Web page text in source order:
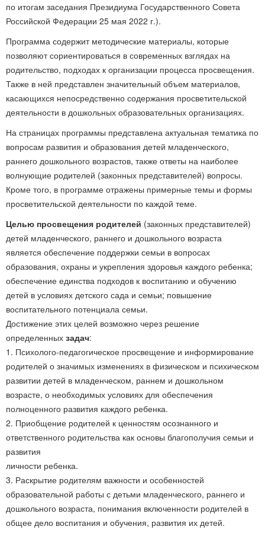
по итогам заседания Президиума Государственного Совета
Российской Федерации 25 мая 2022 г.).
Программа содержит методические материалы, которые
позволяют сориентироваться в современных взглядах на
родительство, подходах к организации процесса просвещения.
Также в ней представлен значительный объем материалов,
касающихся непосредственно содержания просветительской
деятельности в дошкольных образовательных организациях.
На страницах программы представлена актуальная тематика по
вопросам развития и образования детей младенческого,
раннего дошкольного возрастов, также ответы на наиболее
волнующие родителей (законных представителей) вопросы.
Кроме того, в программе отражены примерные темы и формы
просветительской деятельности по каждой теме.
Целью просвещения родителей (законных представителей)
детей младенческого, раннего и дошкольного возраста
является обеспечение поддержки семьи в вопросах
образования, охраны и укрепления здоровья каждого ребенка;
обеспечение единства подходов к воспитанию и обучению
детей в условиях детского сада и семьи; повышение
воспитательного потенциала семьи.
Достижение этих целей возможно через решение
определенных задач:
1. Психолого-педагогическое просвещение и информирование
родителей о значимых изменениях в физическом и психическом
развитии детей в младенческом, раннем и дошкольном
возрасте, о необходимых условиях для обеспечения
полноценного развития каждого ребенка.
2. Приобщение родителей к ценностям осознанного и
ответственного родительства как основы благополучия семьи и
развития
личности ребенка.
3. Раскрытие родителям важности и особенностей
образовательной работы с детьми младенческого, раннего и
дошкольного возраста, понимания включенности родителей в
общее дело воспитания и обучения, развития их детей.